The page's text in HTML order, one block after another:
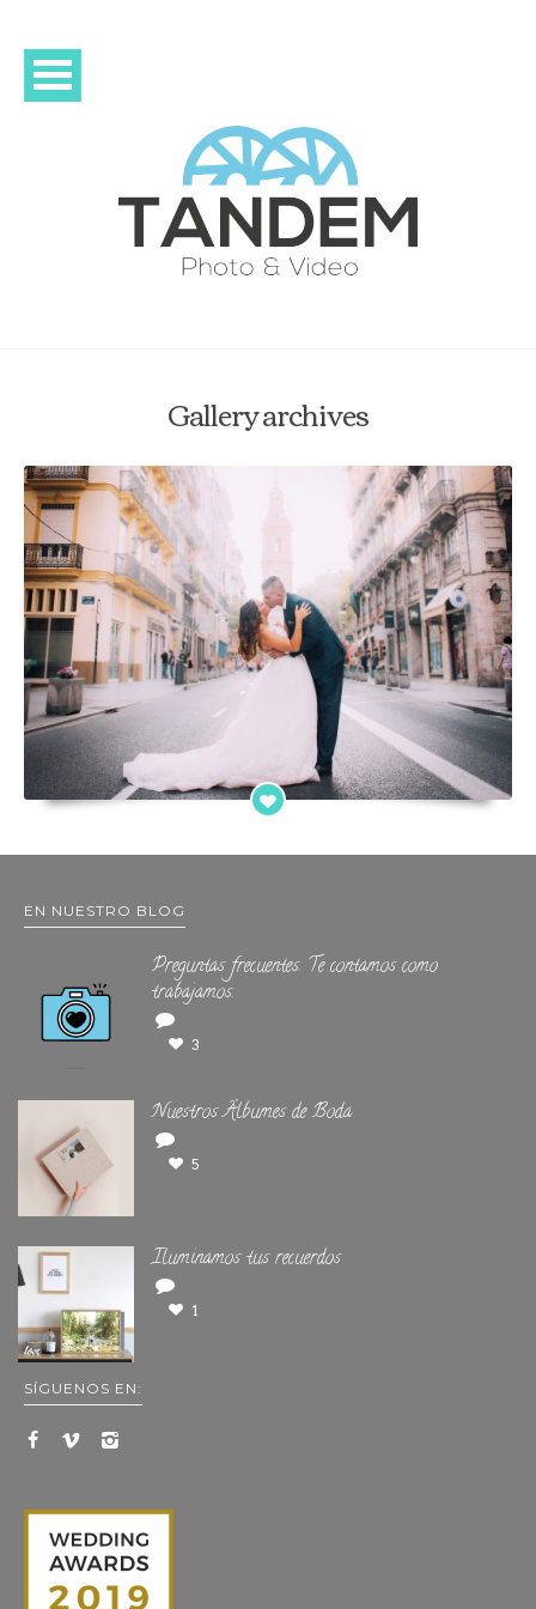
Gallery archives
EN NUESTRO BLOG
Preguntas frecuentes. Te contamos como
trabajamos.
3
Nuestros Álbumes de Boda
5
Iluminamos tus recuerdos
1
SÍGUENOS EN: